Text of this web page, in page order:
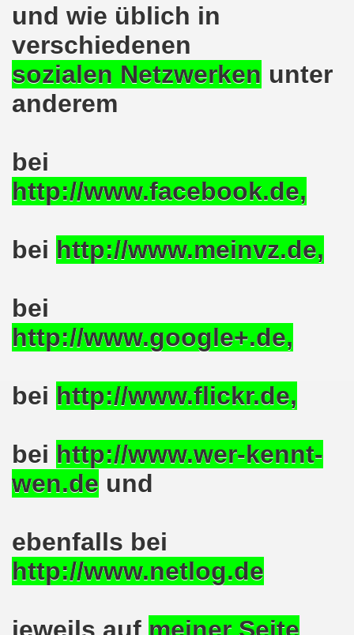
und wie üblich in
verschiedenen
sozialen Netzwerken unter
anderem
bei
http://www.facebook.de,
bei http://www.meinvz.de,
bei
http://www.google+.de,
bei http://www.flickr.de,
bei http://www.wer-kennt-
wen.de und
ebenfalls bei
http://www.netlog.de
jeweils auf meiner Seite
ruft auf am 28.02.2022 zum Tag des
Bewegung am 14. Februar 2022 in der Innenstadt
der 740. Gelsenkirchener Montagsdemo-Bewegung
macht im neuen Jahr 2022 am 10.01.2022
am 06.12.2021 in Halle an der Saale Contra
den 08.11.2021 Tag des Widerstands für die
die Abwälzung der Krisenlasten auf unserem
in Gelsenkirchenen-Buer am 11.10.2021
Gelsenkirchener Montagsdemo-Bewegung am
am 13.09.2021 im direkten Gespräch -
solidarisch am 12.07.2021 mit Stefan Engel,
Bürger am 14.06.2021 müssen alle
Gelsenkirchener Montagsdemo-Bewegung am
Bewegung am 17.05.2021 setzt Zeichen der Solidarität